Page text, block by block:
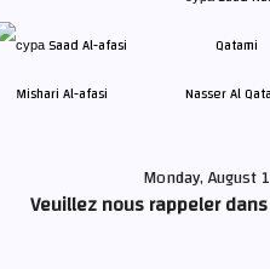
Mishari Al-afasi Nasser Al
Monday, August
Veuillez nous rappeler